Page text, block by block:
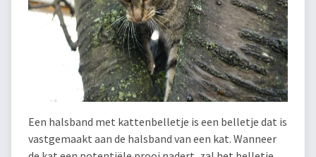
Een halsband met kattenbelletje is een belletje dat is
vastgemaakt aan de halsband van een kat. Wanneer